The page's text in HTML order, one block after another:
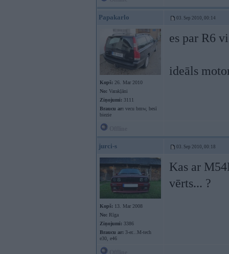
Papakarlo 03. Sep 2010, 00:14
Kopš: 26. Mar 2010
No: Varakļāni
Ziņojumi: 3111
Braucu ar: vecu bmw, besī
biezie
es par R6
ideāls
jurci-s 03. Sep 2010, 00:18
Kopš: 13. Mar 2008
No: Rīga
Ziņojumi: 3386
Braucu ar: 3-er...M-tech
e30, e46
Kas ar
vērts... ?